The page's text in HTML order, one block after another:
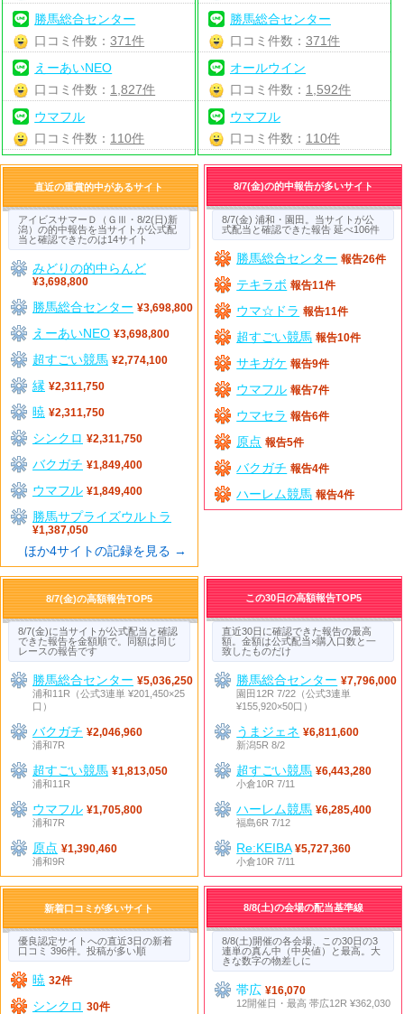
勝馬総合センター
口コミ件数：371件
えーあいNEO
口コミ件数： 1,827件
ウマフル
口コミ件数： 110件
勝馬総合センター
口コミ件数： 371件
オールウイン
口コミ件数： 1,592件
ウマフル
口コミ件数： 110件
直近の重賞的中があるサイト
アイビスサマーＤ（ＧⅢ・8/2(日)新
潟）の的中報告を当サイトが公式配
当と確認できたのは14サイト
みどりの的中らんど
¥3,698,800
勝馬総合センター ¥3,698,800
えーあいNEO ¥3,698,800
超すごい競馬 ¥2,774,100
縁 ¥2,311,750
暁 ¥2,311,750
シンクロ ¥2,311,750
バクガチ ¥1,849,400
ウマフル ¥1,849,400
勝馬サプライズウルトラ
¥1,387,050
ほか4サイトの記録を見る →
8/7(金)の的中報告が多いサイト
8/7(金) 浦和・園田。当サイトが公
式配当と確認できた報告 延べ106件
勝馬総合センター 報告26件
テキラボ 報告11件
ウマ☆ドラ 報告11件
超すごい競馬 報告10件
サキガケ 報告9件
ウマフル 報告7件
ウマセラ 報告6件
原点 報告5件
バクガチ 報告4件
ハーレム競馬 報告4件
8/7(金)の高額報告TOP5
8/7(金)に当サイトが公式配当と確認
できた報告を金額順で。同額は同じ
レースの報告です
勝馬総合センター ¥5,036,250
浦和11R（公式3連単 ¥201,450×25
口）
バクガチ ¥2,046,960
浦和7R
超すごい競馬 ¥1,813,050
浦和11R
ウマフル ¥1,705,800
浦和7R
原点 ¥1,390,460
浦和9R
この30日の高額報告TOP5
直近30日に確認できた報告の最高
額。金額は公式配当×購入口数と一
致したものだけ
勝馬総合センター ¥7,796,000
園田12R 7/22（公式3連単
¥155,920×50口）
うまジェネ ¥6,811,600
新潟5R 8/2
超すごい競馬 ¥6,443,280
小倉10R 7/11
ハーレム競馬 ¥6,285,400
福島6R 7/12
Re:KEIBA ¥5,727,360
小倉10R 7/11
新着口コミが多いサイト
優良認定サイトへの直近3日の新着
口コミ 396件。投稿が多い順
暁 32件
シンクロ 30件
8/8(土)の会場の配当基準線
8/8(土)開催の各会場、この30日の3
連単の真ん中（中央値）と最高。大
きな数字の物差しに
帯広¥16,070
12開催日・最高 帯広12R ¥362,030